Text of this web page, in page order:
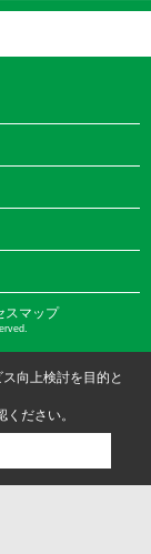
スマップ
向上検討を目的と
ください。